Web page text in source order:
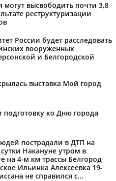
могут высвободить почти 3,8
реструктуризации
России будет расследовать
вооруженных
и Белгородской
выставка Мой город
подготовку ко Дню города
пострадали в ДТП на
Накануне утром в
на 4-м км трассы Белгород
Ильинка Алексеевка 19-
не справился с...